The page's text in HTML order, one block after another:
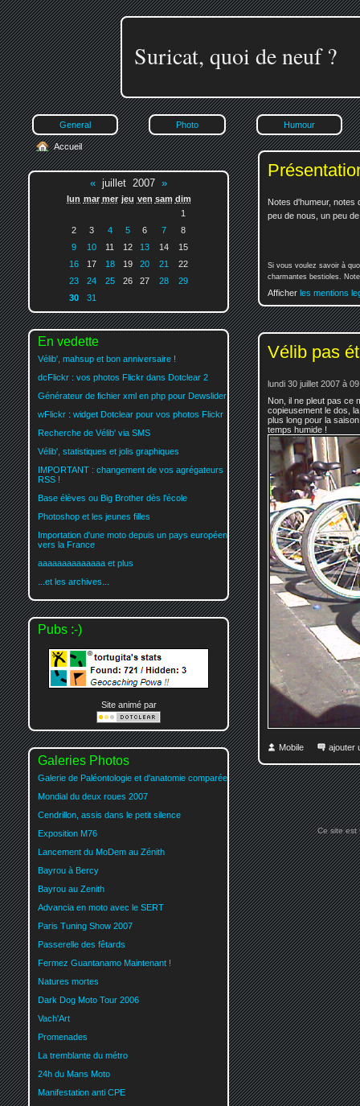
Suricat, quoi de neuf ?
General Photo Humour
Notes d'humeur, notes
peu de nous, un peu
Si vous voulez savoir à
charmantes bestioles.
Afficher les mentions
Vélib pas
lundi 30 juillet 2007 à
Non, il ne pleut pas ce
copieusement le dos,
plus long pour la
temps humide !
Mobile ajouter
Accueil
« juillet 2007 »
lun mar mer jeu ven sam dim
1
2
3 4 5 6 7
8
9
10 11 12 13 14
15
16
17 18 19 20 21
22
23
24 25 26 27 28
29
30
31
En vedette
Vélib', mahsup et bon anniversaire !
dcFlickr : vos photos Flickr dans Dotclear 2
Générateur de fichier xml en php pour Dewslider
wFlickr : widget Dotclear pour vos photos Flickr
Recherche de Vélib' via SMS
Vélib', statistiques et jolis graphiques
IMPORTANT : changement de vos agrégateurs
RSS !
Base élèves ou Big Brother dès l'école
Photoshop et les jeunes filles
Importation d'une moto depuis un pays européen
vers la France
aaaaaaaaaaaaaa et plus
...et les archives...
Pubs :-)
Site animé par
Galeries Photos
Galerie de Paléontologie et d'anatomie comparée
Mondial du deux roues 2007
Cendrillon, assis dans le petit silence
Exposition M76
Lancement du MoDem au Zénith
Bayrou à Bercy
Bayrou au Zenith
Advancia en moto avec le SERT
Paris Tuning Show 2007
Passerelle des fêtards
Fermez Guantanamo Maintenant !
Natures mortes
Dark Dog Moto Tour 2006
Vach'Art
Promenades
La tremblante du métro
24h du Mans Moto
Manifestation anti CPE
Ce site est